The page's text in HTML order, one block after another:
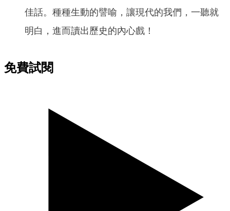
佳話。種種生動的譬喻，讓現代的我們，一聽就
明白，進而讀出歷史的內心戲！
免費試閱